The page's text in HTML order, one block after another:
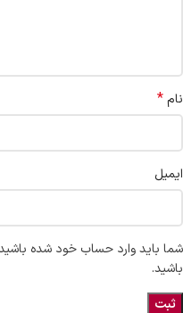
نام*
ایمیل
شما باید وارد حساب خود شده
باشید.